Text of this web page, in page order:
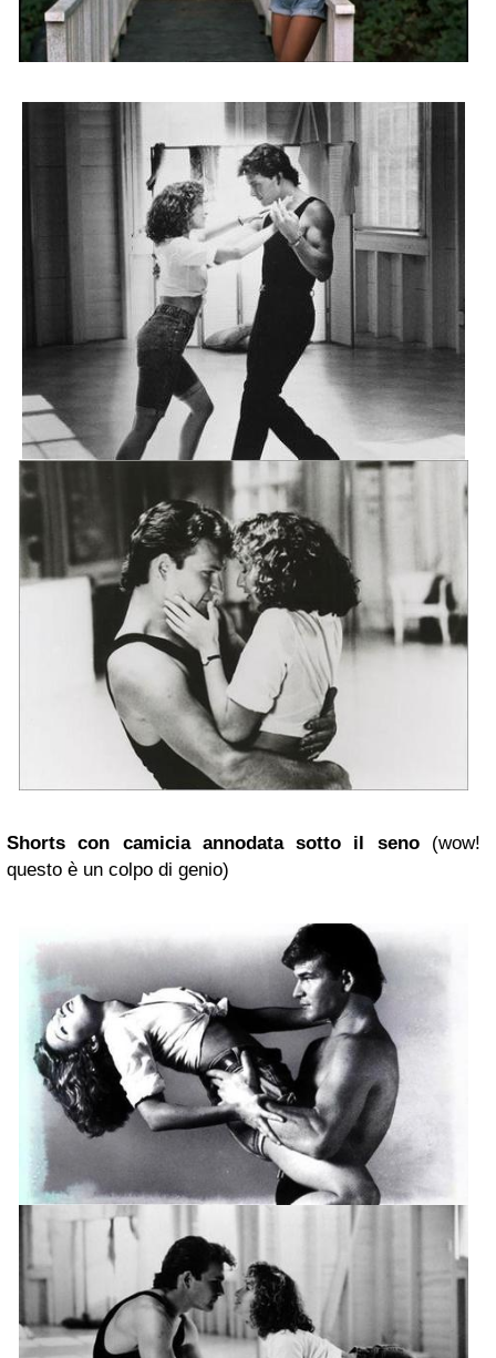
Shorts con camicia annodata sotto il seno(wow!
questo è un colpo di genio)